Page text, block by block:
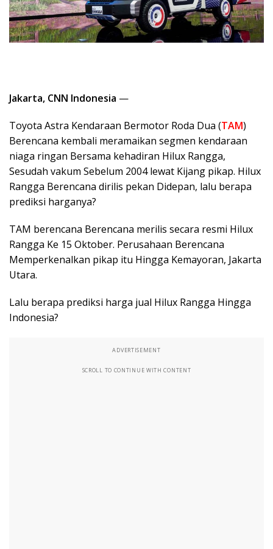
Jakarta, CNN Indonesia —
Toyota Astra Kendaraan Bermotor Roda Dua (TAM)
Berencana kembali meramaikan segmen kendaraan
niaga ringan Bersama kehadiran Hilux Rangga,
Sesudah vakum Sebelum 2004 lewat Kijang pikap. Hilux
Rangga Berencana dirilis pekan Didepan, lalu berapa
prediksi harganya?
TAM berencana Berencana merilis secara resmi Hilux
Rangga Ke 15 Oktober. Perusahaan Berencana
Memperkenalkan pikap itu Hingga Kemayoran, Jakarta
Utara.
Lalu berapa prediksi harga jual Hilux Rangga Hingga
Indonesia?
ADVERTISEMENT
SCROLL TO CONTINUE WITH CONTENT